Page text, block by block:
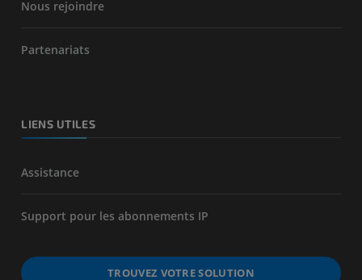
Nous rejoindre
Partenariats
LIENS UTILES
Assistance
Support pour les abonnements IP
TROUVEZ VOTRE SOLUTION